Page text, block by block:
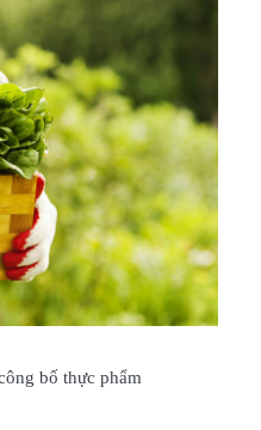
bố thực phẩm